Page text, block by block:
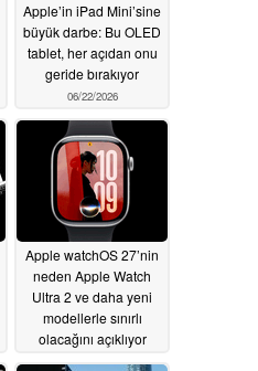
Apple’in iPad Mini’sine
büyük darbe: Bu OLED
tablet, her açıdan onu
geride bırakıyor
06/22/2026
Apple watchOS 27’nin
neden Apple Watch
Ultra 2 ve daha yeni
modellerle sınırlı
olacağını açıklıyor
06/20/2026